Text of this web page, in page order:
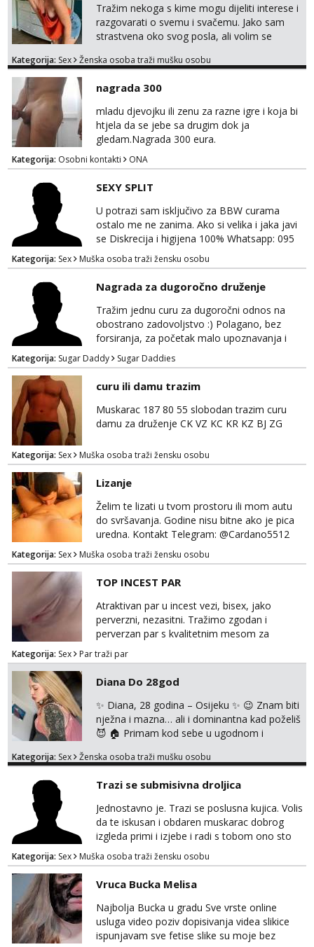
Tražim nekoga s kime mogu dijeliti interese i
razgovarati o svemu i svačemu. Jako sam
strastvena oko svog posla, ali volim se
Voljela bi naci nekoga pa da se nemoram
ispod i nadji me tamo, cekam te!
Kategorija: Sex Ženska osoba traži mušku osobu
nagrada 300
mladu djevojku ili zenu za razne igre i koja bi
htjela da se jebe sa drugim dok ja
gledam.Nagrada 300 eura.
Kategorija: Osobni kontakti ONA
SEXY SPLIT
U potrazi sam isključivo za BBW curama
ostalo me ne zanima. Ako si velika i jaka javi
se Diskrecija i higijena 100% Whatsapp: 095
769 4920 Ja sam momak 25g
Kategorija: Sex Muška osoba traži žensku osobu
Nagrada za dugoročno druženje
Tražim jednu curu za dugoročni odnos na
obostrano zadovoljstvo :) Polagano, bez
forsiranja, za početak malo upoznavanja i
dogovor kroz dopisivanje. Očekujem i nudim
diskreciju - nisam oženjen niti zauzet, nego
jednostavno tako preferiram. 30 godina
imam. Javite se mail, pozz ;)
Kategorija: Sugar Daddy Sugar Daddies
curu ili damu trazim
Muskarac 187 80 55 slobodan trazim curu
damu za druženje CK VZ KC KR KZ BJ ZG
Kategorija: Sex Muška osoba traži žensku osobu
Lizanje
Želim te lizati u tvom prostoru ili mom autu
do svršavanja. Godine nisu bitne ako je pica
uredna. Kontakt Telegram: @Cardano5512
Email: myjohny15@protonmail.com
Kategorija: Sex Muška osoba traži žensku osobu
TOP INCEST PAR
Atraktivan par u incest vezi, bisex, jako
perverzni, nezasitni. Tražimo zgodan i
perverzan par s kvalitetnim mesom za
uživanje u svim vrstama seksa. Diskrecija
obavezna. Samo ozbiljne ponude preko
Whats appa na broj 091 591 3523.
Kategorija: Sex Par traži par
Diana Do 28god
✨ Diana, 28 godina – Osijeku ✨ 😉 Znam biti
nježna i mazna… ali i dominantna kad poželiš
😈 🏠 Primam kod sebe u ugodnom i
atmosfera, dobra energija i nezaboravan
pušenje bez zaštite 🖤 erotsko rublje 🍑
analno uz nadoplatu 💦 svršavanje po tijelu ⛓️
strap on service 👠 dominacija, šamaranje i
kinky igrice ...
Kategorija: Sex Ženska osoba traži mušku osobu
Trazi se submisivna droljica
Jednostavno je. Trazi se poslusna kujica. Volis
da te iskusan i obdaren muskarac dobrog
izgleda primi i izjebe i radi s tobom ono sto
on zeli raditi. Cura si van okvira,kinky i
poslusna. Idealno 25 godina max okvirno 40.
Nikakve umisljene femy ko fol ljepotice me ne
interesiraju. Stop pederima i slicnima. Stop
bonovima i slicne gluposti. Javi se sa slikom i
ukratko o sebi na: naal_naal@yahoo...
Kategorija: Sex Muška osoba traži žensku osobu
Vruca Bucka Melisa
Najbolja Bucka u gradu Sve vrste online
usluga video poziv dopisivanja videa slikice
ispunjavam sve fetise slike su moje bez